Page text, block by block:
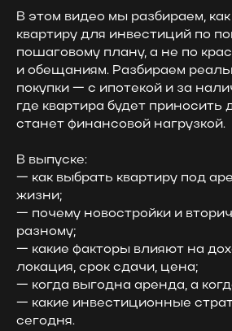
В этом видео мы разбираем,
квартиру для инвестиций по
пошаговому плану, а не по
и обещаниям. Разбираем
покупки — с ипотекой и за
где квартира будет приносить
станет финансовой нагрузкой.
В выпуске:
— как выбрать квартиру под
жизни;
— почему новостройки и
разному;
— какие факторы влияют на
локация, срок сдачи, цена;
— когда выгодна аренда, а
— какие инвестиционные
сегодня.